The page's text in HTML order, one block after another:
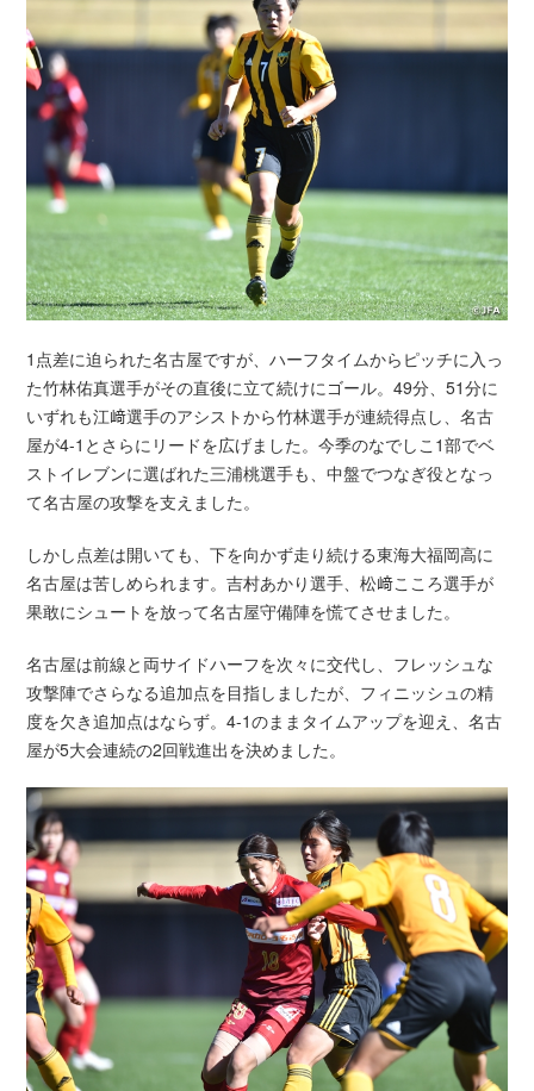
1点差に迫られた名古屋ですが、ハーフタイムからピッチに入っ
た竹林佑真選手がその直後に立て続けにゴール。49分、51分に
いずれも江﨑選手のアシストから竹林選手が連続得点し、名古
屋が4-1とさらにリードを広げました。今季のなでしこ1部でベ
ストイレブンに選ばれた三浦桃選手も、中盤でつなぎ役となっ
て名古屋の攻撃を支えました。
しかし点差は開いても、下を向かず走り続ける東海大福岡高に
名古屋は苦しめられます。吉村あかり選手、松﨑こころ選手が
果敢にシュートを放って名古屋守備陣を慌てさせました。
名古屋は前線と両サイドハーフを次々に交代し、フレッシュな
攻撃陣でさらなる追加点を目指しましたが、フィニッシュの精
度を欠き追加点はならず。4-1のままタイムアップを迎え、名古
屋が5大会連続の2回戦進出を決めました。